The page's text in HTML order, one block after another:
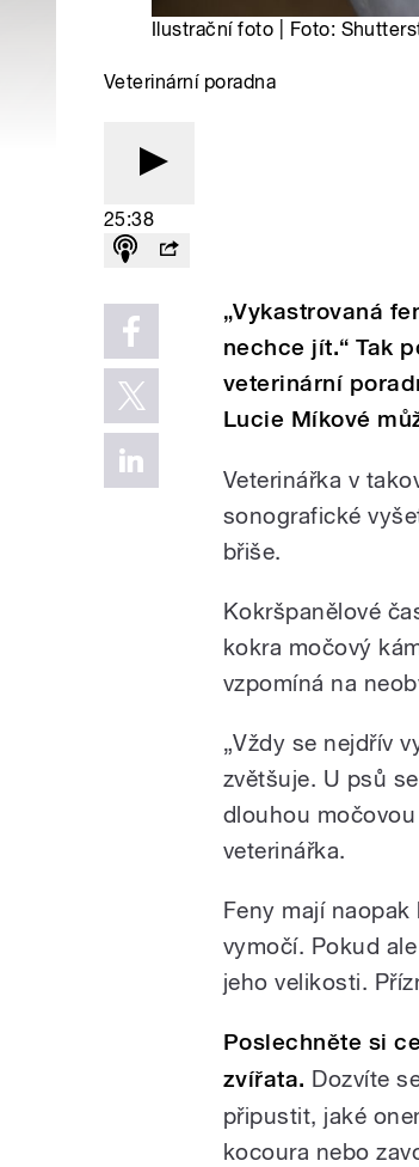
Ilustrační foto | Foto:
Veterinární poradna
25:38
„Vykastrovaná
nechce jít.“ Tak
veterinární
Lucie Míkové
Veterinářka v
sonografické
břiše.
Kokršpanělové
kokra močový
vzpomíná na
„Vždy se nejdřív
zvětšuje. U psů
dlouhou
veterinářka.
Feny mají
vymočí. Pokud
jeho velikosti.
Poslechněte si
zvířata. Dozvíte
připustit, jaké
kocoura nebo